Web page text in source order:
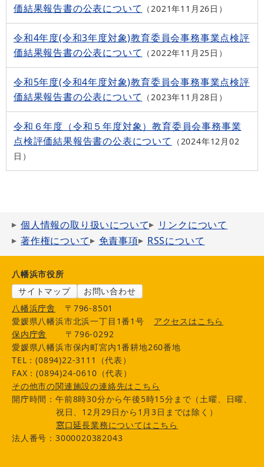
価結果報告書の公表について
2021年11月26日
令和4年度(令和3年度対象)教育委員会事務事業点検評
価結果報告書の公表について
2022年11月25日
令和5年度(令和4年度対象)教育委員会事務事業点検評
価結果報告書の公表について
2023年11月28日
令和６年度（令和５年度対象）教育委員会事務事業
点検評価結果報告書の公表について
2024年12月02
日
個人情報の取り扱いについて
リンクについて
著作権について
免責事項 RSSについて
八幡浜市役所
サイトマップ
お問い合わせ
八幡浜庁舎
〒796-8501
愛媛県八幡浜市北浜一丁目1番1号
アクセスはこちら
保内庁舎
〒796-0292
愛媛県八幡浜市保内町宮内1番耕地260番地
TEL：(0894)22-3111（代表）
FAX：(0894)24-0610（代表）
その他市の関連施設の連絡先はこちら
開庁時間：午前8時30分から午後5時15分まで（土曜、日曜、
祝日、12月29日から1月3日までは除く）
窓口延長業務についてはこちら
法人番号：3000020382043